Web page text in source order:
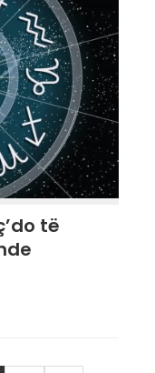
të